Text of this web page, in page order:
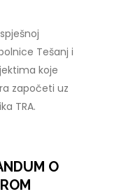
Tešanj i
koje
započeti uz
TRA.
O